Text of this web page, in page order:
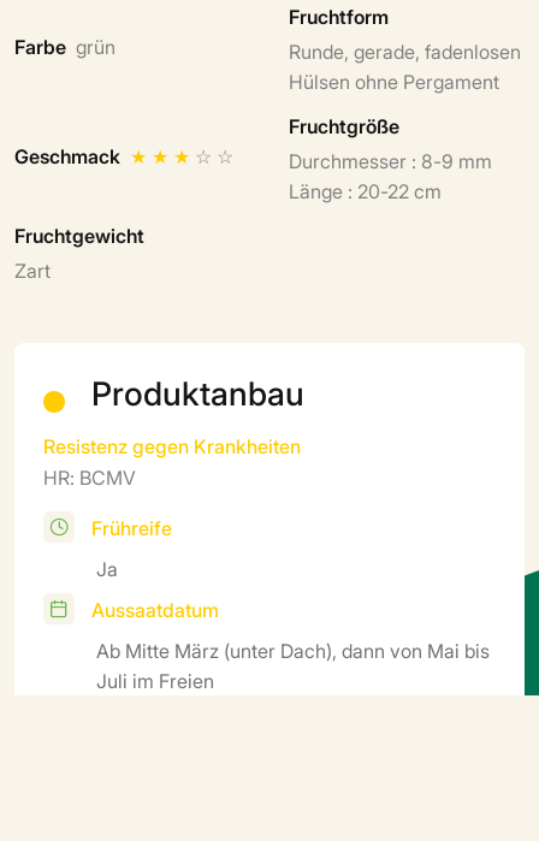
Farbe grün
Fruchtform
Runde, gerade, fadenlosen
Hülsen ohne Pergament
Geschmack ★ ★ ★ ☆ ☆
Fruchtgröße
Durchmesser : 8-9 mm
Länge : 20-22 cm
Fruchtgewicht
Zart
Produktanbau
Resistenz gegen Krankheiten
HR: BCMV
Frühreife
Ja
Aussaatdatum
Ab Mitte März (unter Dach), dann von Mai bis
Juli im Freien